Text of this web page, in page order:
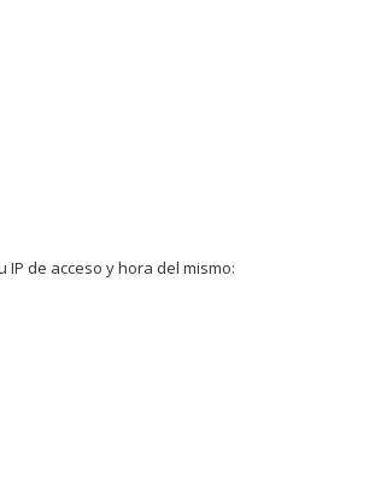
de acceso y hora del mismo: